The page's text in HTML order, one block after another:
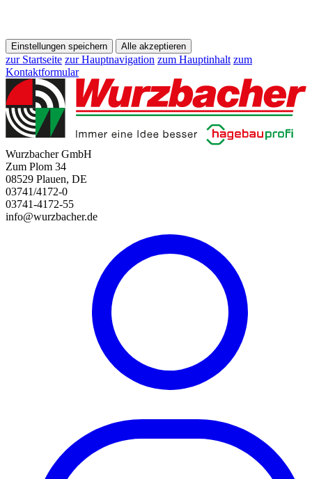
Einstellungen speichern Alle akzeptieren
zur Startseite zur Hauptnavigation zum Hauptinhalt zum
Kontaktformular
Wurzbacher GmbH
Zum Plom 34
08529 Plauen, DE
03741/4172-0
03741-4172-55
info@wurzbacher.de